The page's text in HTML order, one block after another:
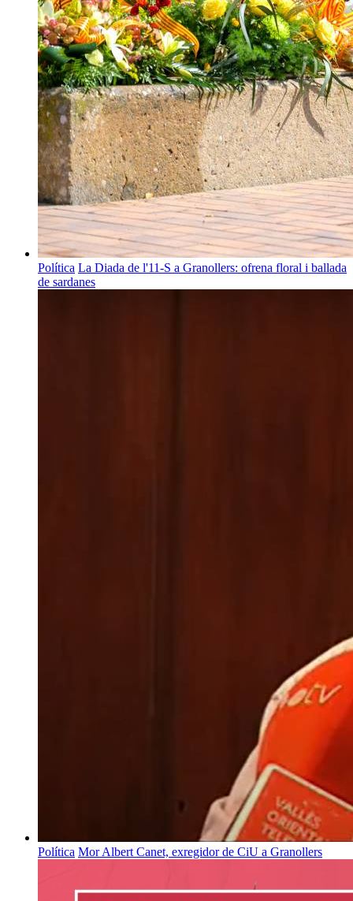
Política La Diada de l'11-S a Granollers: ofrena floral i ballada
de sardanes
Política Mor Albert Canet, exregidor de CiU a Granollers